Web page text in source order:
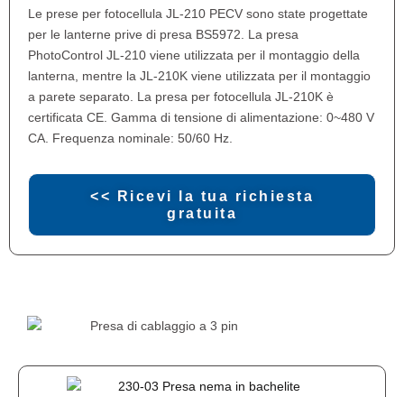
Le prese per fotocellula JL-210 PECV sono state progettate
per le lanterne prive di presa BS5972. La presa
PhotoControl JL-210 viene utilizzata per il montaggio della
lanterna, mentre la JL-210K viene utilizzata per il montaggio
a parete separato. La presa per fotocellula JL-210K è
certificata CE. Gamma di tensione di alimentazione: 0~480 V
CA. Frequenza nominale: 50/60 Hz.
<< Ricevi la tua richiesta
gratuita